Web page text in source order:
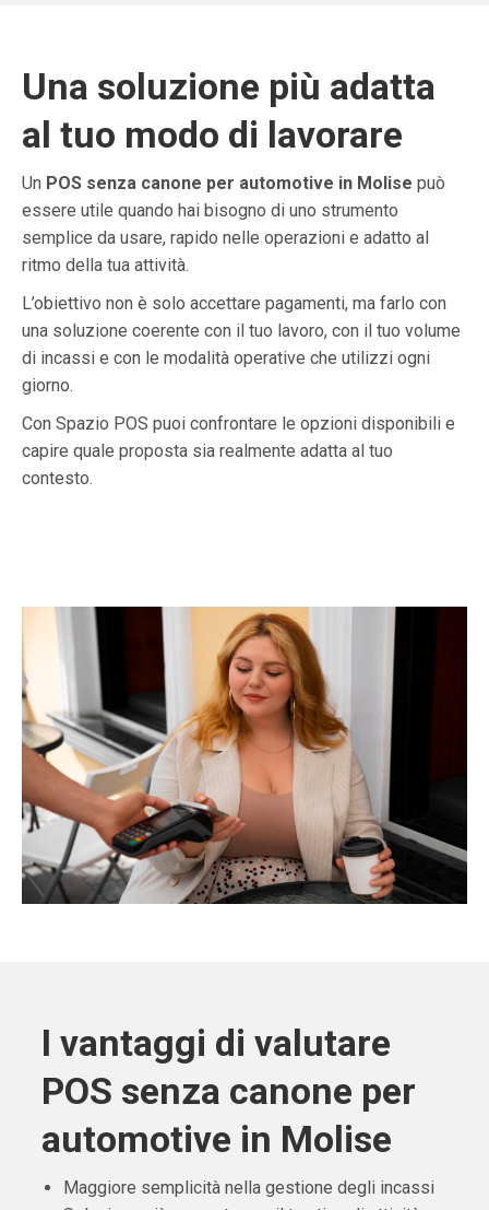
Una soluzione più adatta
al tuo modo di lavorare
Un POS senza canone per automotive in Molise può
essere utile quando hai bisogno di uno strumento
semplice da usare, rapido nelle operazioni e adatto al
ritmo della tua attività.
L’obiettivo non è solo accettare pagamenti, ma farlo con
una soluzione coerente con il tuo lavoro, con il tuo volume
di incassi e con le modalità operative che utilizzi ogni
giorno.
Con Spazio POS puoi confrontare le opzioni disponibili e
capire quale proposta sia realmente adatta al tuo
contesto.
I vantaggi di valutare
POS senza canone per
automotive in Molise
Maggiore semplicità nella gestione degli incassi